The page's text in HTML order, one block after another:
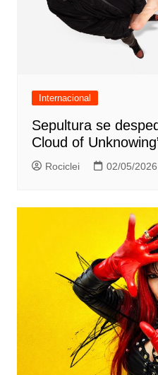
Internacional
Sepultura se
Cloud of
Rociclei 02/05/2026